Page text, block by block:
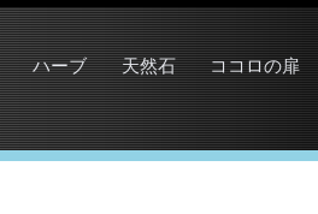
ハーブ 天然石 ココロの扉